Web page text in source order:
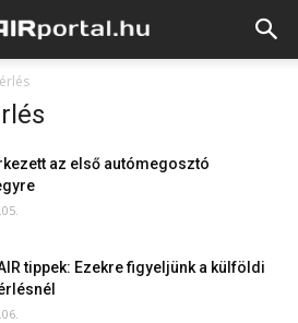
az első autómegosztó
tippek: Ezekre figyeljünk a külföldi